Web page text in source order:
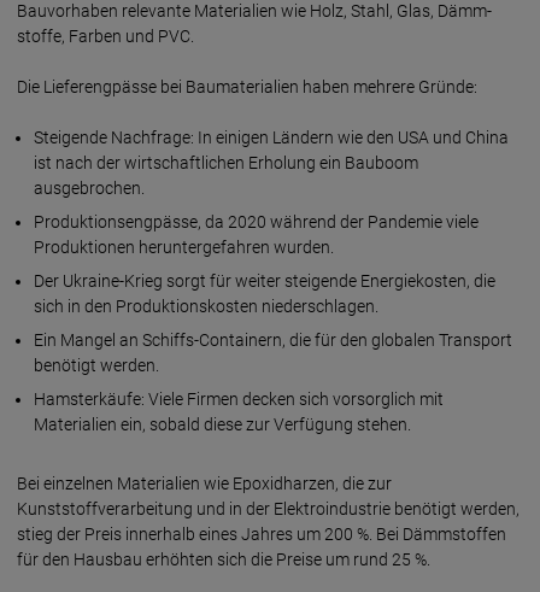
Bauvor­haben relevante Materialien wie Holz, Stahl, Glas, Dämm­
stoffe, Farben und PVC.
Die Lieferengpässe bei Baumaterialien haben mehrere Gründe:
Steigende Nachfrage: In einigen Ländern wie den USA und China
ist nach der wirt­schaftlichen Erholung ein Bauboom
ausgebrochen.
Produktions­engpässe, da 2020 während der Pandemie viele
Produktionen heruntergefahren wurden.
Der Ukraine-Krieg sorgt für weiter steigende Energiekosten, die
sich in den Produktionskosten niederschlagen.
Ein Mangel an Schiffs-Containern, die für den globalen Transport
benötigt werden.
Hamsterkäufe: Viele Firmen decken sich vorsorglich mit
Materialien ein, sobald diese zur Verfügung stehen.
Bei einzelnen Materialien wie Epoxidharzen, die zur
Kunststoffverarbeitung und in der Elektroindustrie benötigt werden,
stieg der Preis innerhalb eines Jahres um 200 %. Bei Dämmstoffen
für den Hausbau erhöhten sich die Preise um rund 25 %.